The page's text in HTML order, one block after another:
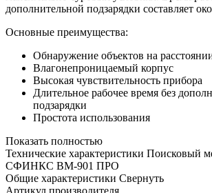
дополнительной подзарядки составляет
Основные преимущества:
Обнаружение объектов на
Влагонепроницаемый корпус
Высокая чувствительность прибора
Длительное рабочее время без
подзарядки
Простота использования
Показать полностью
Технические характеристики Поисковый
СФИНКС ВМ-901 ПРО
Общие характеристики Свернуть
Артикул производителя